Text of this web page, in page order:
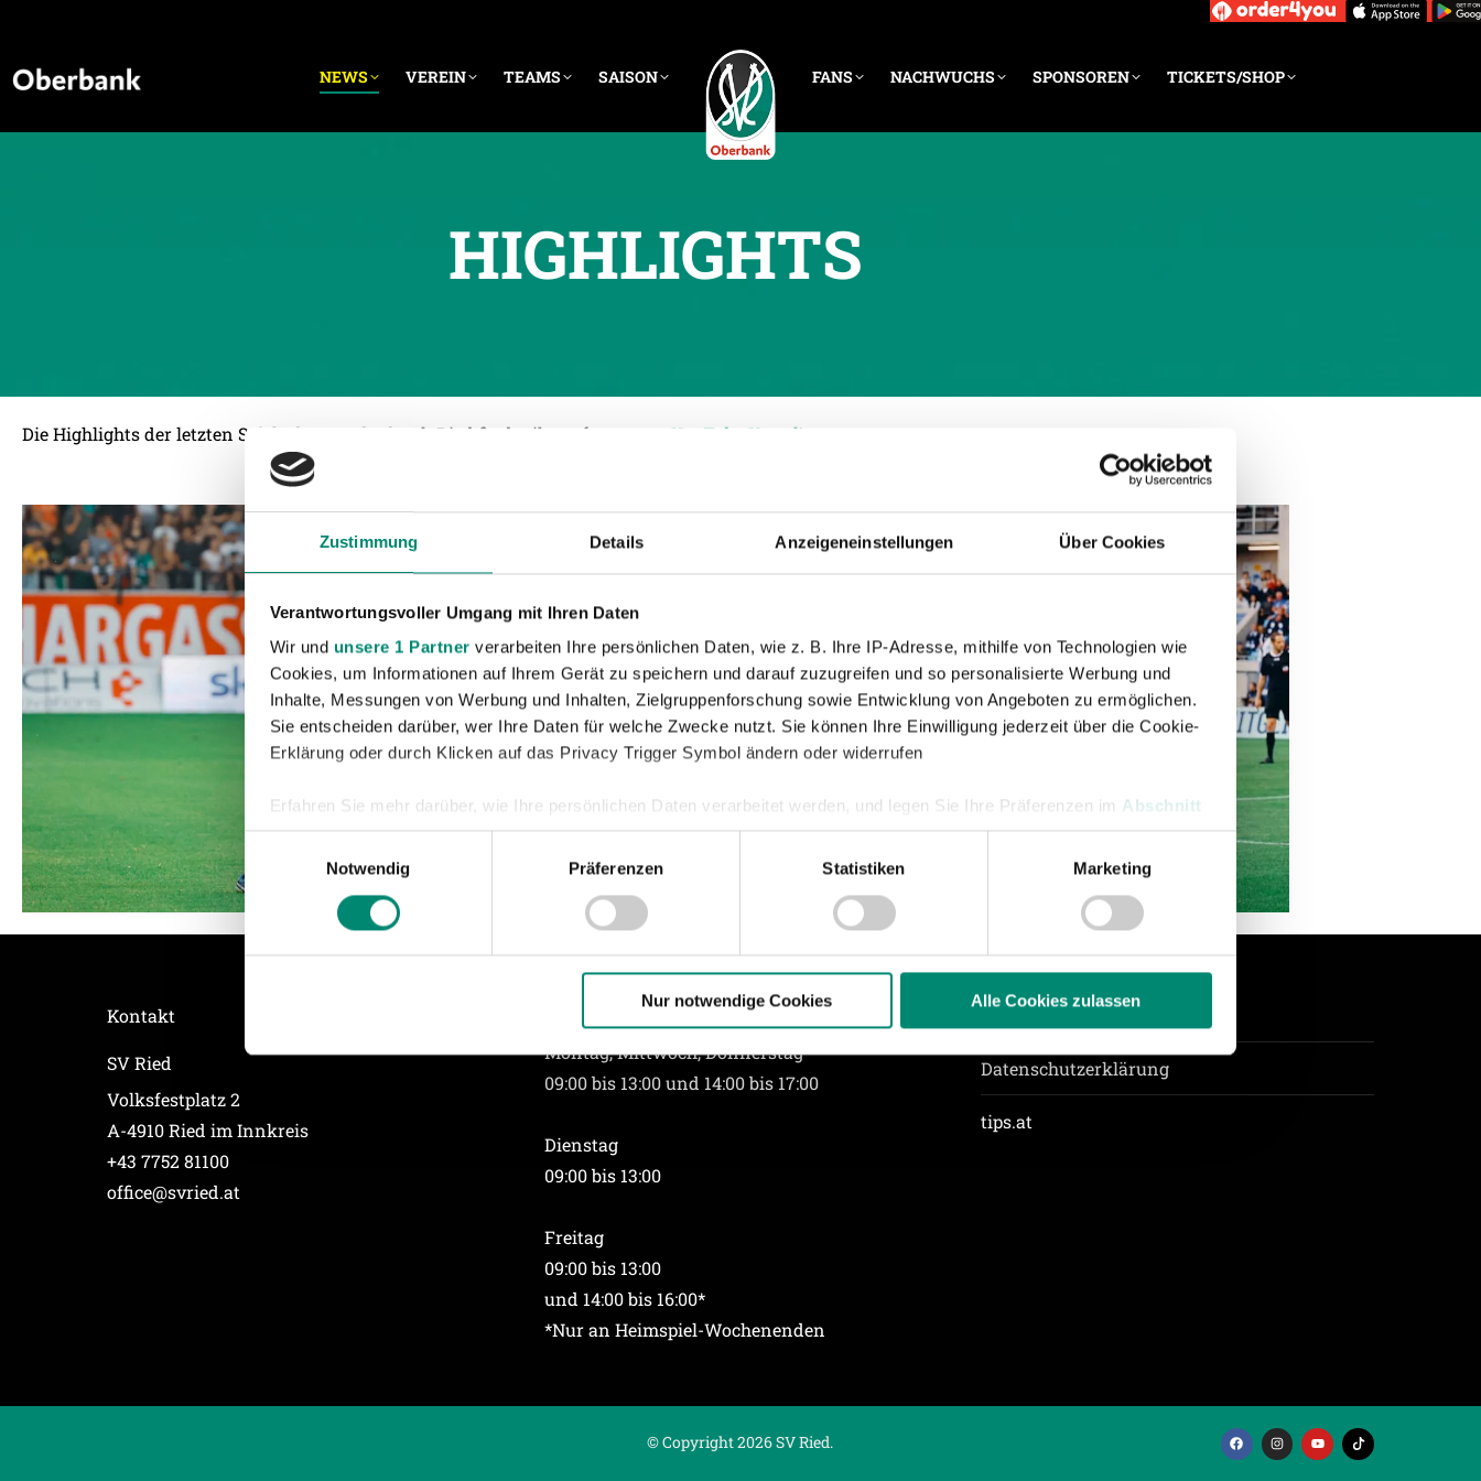
Zustimmung Details Anzeigeneinstellungen Über Cookies
Verantwortungsvoller Umgang mit Ihren Daten
Wir und unsere 1 Partner verarbeiten Ihre persönlichen Daten, wie z. B. Ihre IP-Adresse, mithilfe von Technologien wie
Cookies, um Informationen auf Ihrem Gerät zu speichern und darauf zuzugreifen und so personalisierte Werbung und
Inhalte, Messungen von Werbung und Inhalten, Zielgruppenforschung sowie Entwicklung von Angeboten zu ermöglichen.
Sie entscheiden darüber, wer Ihre Daten für welche Zwecke nutzt. Sie können Ihre Einwilligung jederzeit über die Cookie-
Erklärung oder durch Klicken auf das Privacy Trigger Symbol ändern oder widerrufen
Erfahren Sie mehr darüber, wie Ihre persönlichen Daten verarbeitet werden, und legen Sie Ihre Präferenzen im Abschnitt
Einzelheitenfest.
und die Zugriffe auf unsere Website zu analysieren. Außerdem geben wir Informationen zu Ihrer Verwendung unserer
Datenschutzerklärung.
Notwendig
Präferenzen Statistiken Marketing
Nur notwendige Cookies Alle Cookies zulassen
NEWS VEREIN TEAMS SAISON FANS NACHWUCHS SPONSOREN TICKETS/SHOP
HIGHLIGHTS
Die Highlights der letzten Spiele der SV Oberbank Ried findet ihr auf unserem YouTube Kanal!
Kontakt
SV Ried
Volksfestplatz 2
A-4910 Ried im Innkreis
+43 7752 81100
office@svried.at
Montag, Mittwoch, Donnerstag
09:00 bis 13:00 und 14:00 bis 17:00
Dienstag
09:00 bis 13:00
Freitag
09:00 bis 13:00
und 14:00 bis 16:00*
*Nur an Heimspiel-Wochenenden
Datenschutzerklärung
tips.at
© Copyright 2026 SV Ried.